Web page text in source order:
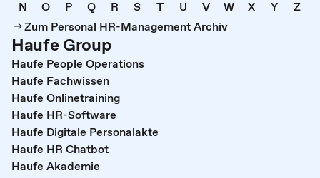
N
O P Q R S T U V W X Y
Z
Zum Personal HR-Management Archiv
Haufe Group
Haufe People Operations
Haufe Fachwissen
Haufe Onlinetraining
Haufe HR-Software
Haufe Digitale Personalakte
Haufe HR Chatbot
Haufe Akademie